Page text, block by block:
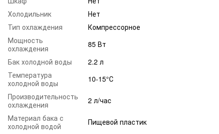
Холодильник
Нет
Тип охлаждения
Компрессорное
Мощность
охлаждения
85 Вт
Бак холодной воды
2.2 л
Температура
холодной воды
10-15°С
Производительность
охлаждения
2 л/час
Материал бака с
холодной водой
Пищевой пластик